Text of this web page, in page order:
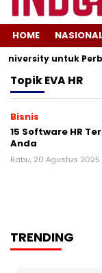
HOME NASIONAL
untuk
TopikEVA HR
Bisnis
15 Software HR
Anda
Rabu, 20 Agustus 2025
TRENDING